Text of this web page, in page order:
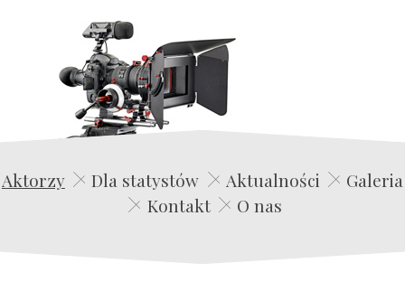
Edwin Film Agencja Aktorska
Aktorzy Dla statystów Aktualności
Galeria
Kontakt
O nas